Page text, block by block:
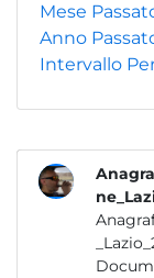
Mese
Anno
Intervallo